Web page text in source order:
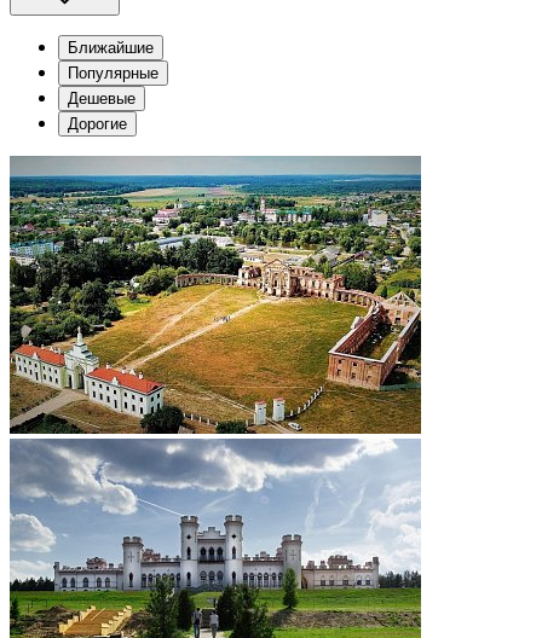
Ближайшие
Популярные
Дешевые
Дорогие